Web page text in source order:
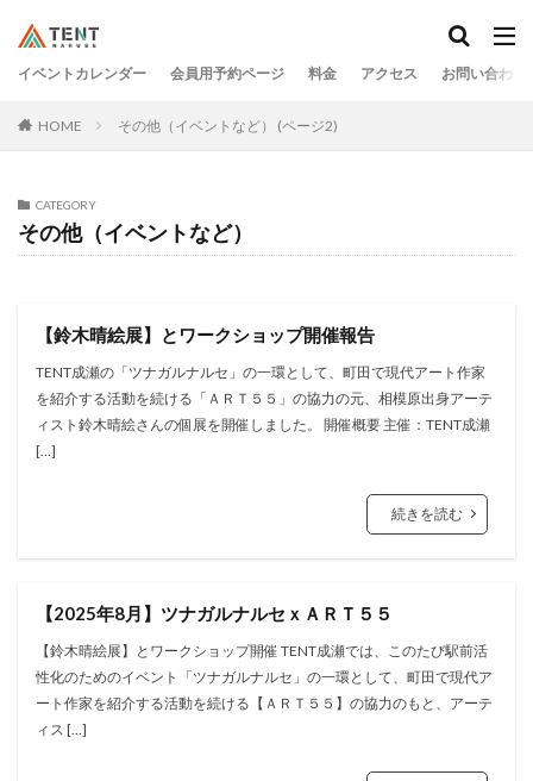
イベントカレンダー 会員用予約ページ 料金 アクセス お問い合わせ
HOME その他（イベントなど） (ページ2)
CATEGORY
その他（イベントなど）
【鈴木晴絵展】とワークショップ開催報告
TENT成瀬の「ツナガルナルセ」の一環として、町田で現代アート作家
を紹介する活動を続ける「ＡＲＴ５５」の協力の元、相模原出身アーテ
ィスト鈴木晴絵さんの個展を開催しました。 開催概要 主催：TENT成瀬
[…]
続きを読む
【2025年8月】ツナガルナルセｘＡＲＴ５５
【鈴木晴絵展】とワークショップ開催 TENT成瀬では、このたび駅前活
性化のためのイベント「ツナガルナルセ」の一環として、町田で現代ア
ート作家を紹介する活動を続ける【ＡＲＴ５５】の協力のもと、アーテ
ィス […]